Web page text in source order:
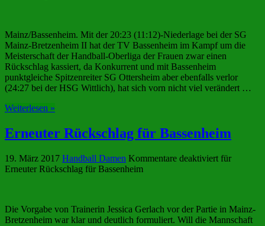
Mainz/Bassenheim. Mit der 20:23 (11:12)-Niederlage bei der SG
Mainz-Bretzenheim II hat der TV Bassenheim im Kampf um die
Meisterschaft der Handball-Oberliga der Frauen zwar einen
Rückschlag kassiert, da Konkurrent und mit Bassenheim
punktgleiche Spitzenreiter SG Ottersheim aber ebenfalls verlor
(24:27 bei der HSG Wittlich), hat sich vorn nicht viel verändert …
Weiterlesen »
Erneuter Rückschlag für Bassenheim
19. März 2017 Handball Damen Kommentare deaktiviert für
Erneuter Rückschlag für Bassenheim
Die Vorgabe von Trainerin Jessica Gerlach vor der Partie in Mainz-
Bretzenheim war klar und deutlich formuliert. Will die Mannschaft